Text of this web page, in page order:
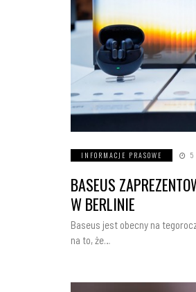
INFORMACJE PRASOWE
BASEUS
W BERLINIE
Baseus jest obecny na
na to, że…